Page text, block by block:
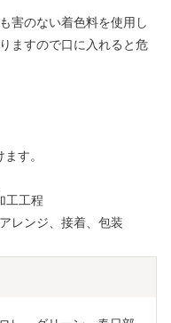
害のない着色料を使用し
ますので口に入れると危
す。
工工程
レンジ、接着、包装